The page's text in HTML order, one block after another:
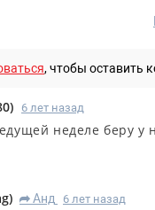
, чтобы оставить
) 6 лет назад
неделе беру у
) R Анд 6 лет назад